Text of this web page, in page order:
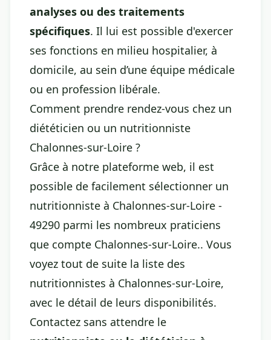
analyses ou des traitements
spécifiques. Il lui est possible d'exercer
ses fonctions en milieu hospitalier, à
domicile, au sein d’une équipe médicale
ou en profession libérale.
Comment prendre rendez-vous chez un
diététicien ou un nutritionniste
Chalonnes-sur-Loire ?
Grâce à notre plateforme web, il est
possible de facilement sélectionner un
nutritionniste à Chalonnes-sur-Loire -
49290 parmi les nombreux praticiens
que compte Chalonnes-sur-Loire.. Vous
voyez tout de suite la liste des
nutritionnistes à Chalonnes-sur-Loire,
avec le détail de leurs disponibilités.
Contactez sans attendre le